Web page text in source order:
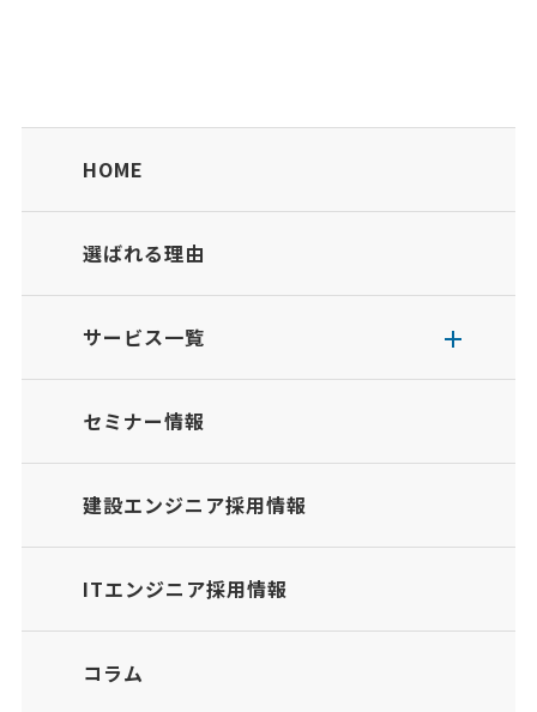
HOME
選ばれる理由
サービス一覧
セミナー情報
建設エンジニア採用情報
ITエンジニア採用情報
コラム